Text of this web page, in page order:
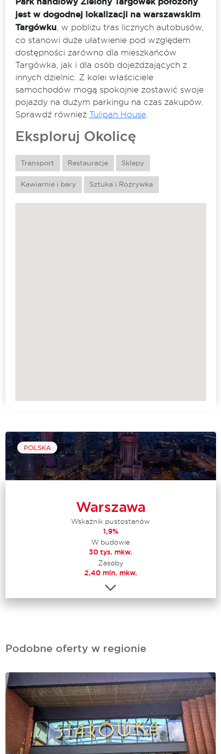
jest w dogodnej lokalizacji na warszawskim
Targówku , w pobliżu tras licznych autobusów,
co stanowi duże ułatwienie pod względem
dostępności zarówno dla mieszkańców
Targówka, jak i dla osób dojeżdżających z
innych dzielnic. Z kolei właściciele
samochodów mogą spokojnie zostawić swoje
pojazdy na dużym parkingu na czas zakupów.
Sprawdź również Tulipan House
Eksploruj Okolicę
Transport Restauracje Sklepy
Kawiarnie i bary Sztuka i Rozrywka
POLSKA
Warszawa
Wskaźnik pustostanów
1,9%
W budowie
30 tys. mkw.
Zasoby
2,40 mln. mkw.
Podobne oferty w regionie